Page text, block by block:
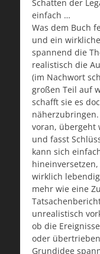
Schatten der
einfach …
Was dem Buch
und ein
spannend die
realistisch die
(im Nachwort
großen Teil auf
schafft sie es
voran, übergeht
und fasst
kann sich
wirklich
mehr wie eine
unrealistisch
ob die
oder
Grundidee